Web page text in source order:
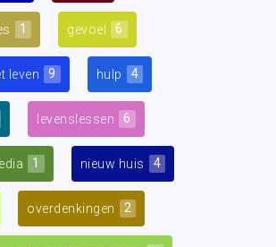
1 gevoel 6
leven 9 hulp 4
levenslessen 6
1 nieuw huis 4
overdenkingen 2